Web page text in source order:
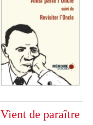
Vient de paraître